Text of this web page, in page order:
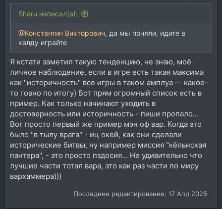
Sharu написал(а):
@Константин Викторович, да мы поняли, идите в
калду играйте
Я кстати заметил такую тенденцию, не знаю, моё
личное наблюдение, если в игре есть такая максима
как "историчность" все игры в таком амплуа -- какое-
то говно по итогу) Вот прям огромный список есть в
пример. Как только начинают уходить в
достоверность или историчность - пиши пропало...
Вот просто первый же пример мэн оф вар. Когда это
было "в тылу врага" - иц окей, как они сделали
исторические битвы, ну например миссия "кёльнская
пантера", - это просто пздосия... Не удивительно что
лучшие части тотал вара, это как раз части по миру
вархаммера)))
Последнее редактирование: 17 Апр 2025